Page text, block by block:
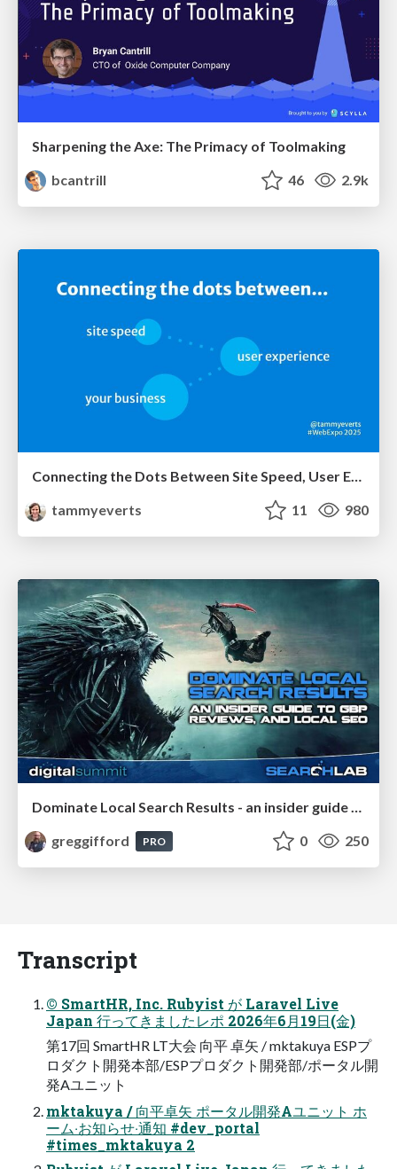
Sharpening the Axe: The Primacy of Toolmaking
bcantrill
46 2.9k
Connecting the Dots Between Site Speed, User Experience & Your Business [WebExpo 2025]
tammyeverts
11 980
greggifford
PRO 0 250
Transcript
© SmartHR, Inc. Rubyist が Laravel Live
Japan ⾏ってきましたレポ 2026年6⽉19⽇(⾦)
第17回 SmartHR LT⼤会 向平 卓⽮ / mktakuya ESPプ
ロダクト開発本部/ESPプロダクト開発部/ポータル開
発Aユニット
mktakuya / 向平卓⽮ ポータル開発Aユニット ホ
ーム‧お知らせ‧通知 #dev_portal
#times_mktakuya 2